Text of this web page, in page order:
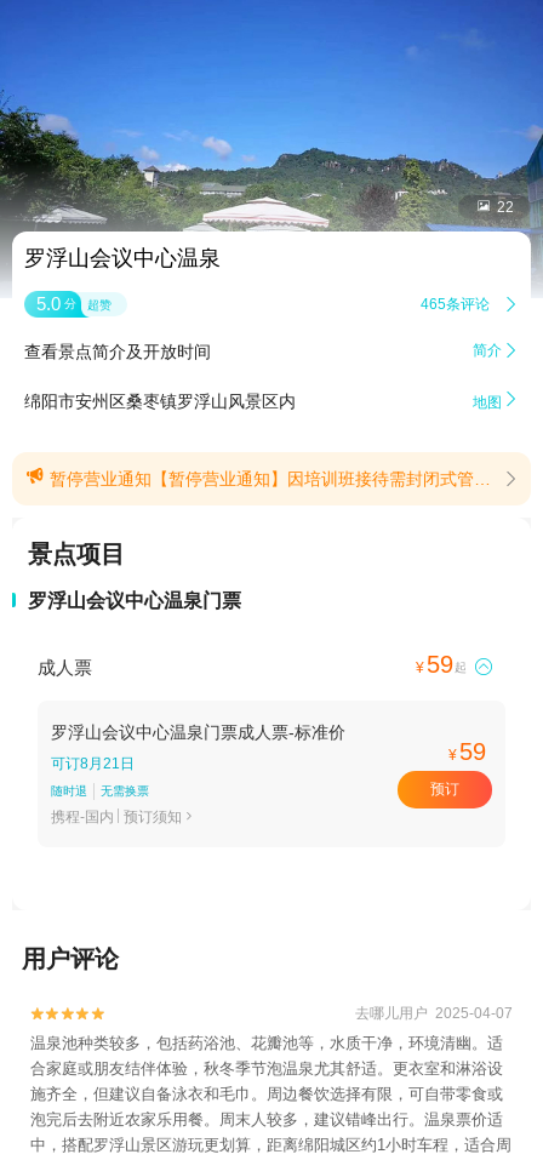
 22
罗浮山会议中心温泉
5.0 分 超赞 465条评论 
查看景点简介及开放时间 简介 
绵阳市安州区桑枣镇罗浮山风景区内 地图 
 暂停营业通知【暂停营业通知】因培训班接待需封闭式管理，需暂停对外营业时间2026年7月28日-8月20日，如有变动另行通知(提示有效期2026/7/26至2026/8/20) 
景点项目
罗浮山会议中心温泉门票
成人票 ¥ 59起 
罗浮山会议中心温泉门票成人票-标准价
可订8月21日
随时退 无需换票
携程-国内 预订须知 
¥ 59
预订
用户评论

 去哪儿用户 2025-04-07
温泉池种类较多，包括药浴池、花瓣池等，水质干净，环境清幽。适
合家庭或朋友结伴体验，秋冬季节泡温泉尤其舒适。更衣室和淋浴设
施齐全，但建议自备泳衣和毛巾。周边餐饮选择有限，可自带零食或
泡完后去附近农家乐用餐。周末人较多，建议错峰出行。温泉票价适
中，搭配罗浮山景区游玩更划算，距离绵阳城区约1小时车程，适合周